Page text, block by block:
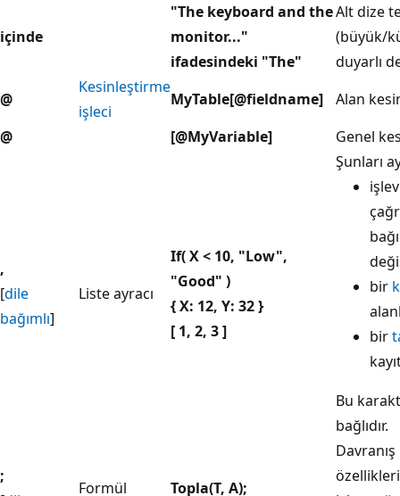
içinde
"The keyboard and the
monitor..."
ifadesindeki "The"
Alt dize
(büyük/
duyarlı
@
Kesinleştirme
işleci
MyTable[@fieldname]
Alan
@
[@MyVariable] Genel
,
[dile
bağımlı]
Liste ayracı
If( X < 10, "Low",
"Good" )
{ X: 12, Y: 32 }
[ 1, 2, 3 ]
Şunları
işlev
bir
bir
Bu
bağlıdır.
;
Formül
Topla(T, A);
Davranış